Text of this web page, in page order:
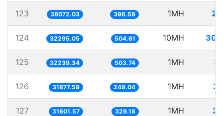
123 38072.03 396.58 1MH
124 32295.05 504.61 10MH
125 32239.34 503.74 1MH
126 31877.59 249.04 1MH
127 31601.57 329.18 1MH